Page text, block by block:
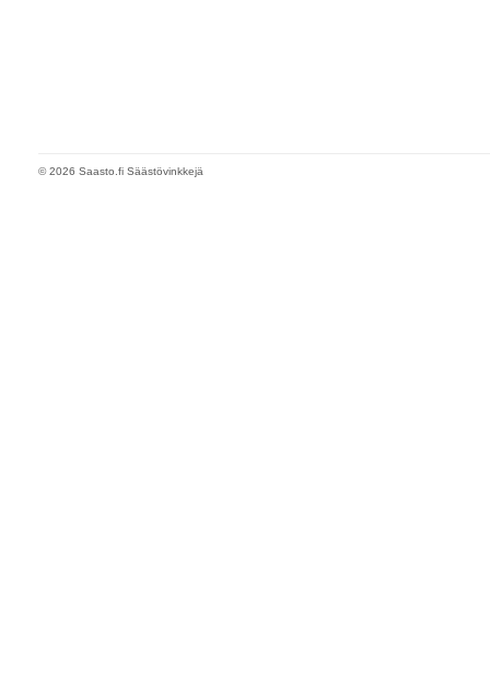
© 2026 Saasto.fi Säästövinkkejä